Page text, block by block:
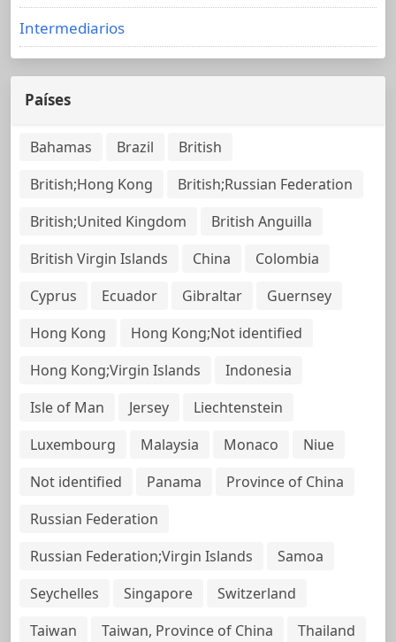
Intermediarios
Países
Bahamas Brazil
British
British;Hong Kong
British;Russian Federation
British;United Kingdom
British Anguilla
British Virgin Islands
China
Colombia
Cyprus
Ecuador Gibraltar
Guernsey
Hong Kong
Hong Kong;Not identified
Hong Kong;Virgin Islands
Indonesia
Isle of Man
Jersey
Liechtenstein
Luxembourg
Malaysia Monaco
Niue
Not identified
Panama
Province of China
Russian Federation
Russian Federation;Virgin Islands
Samoa
Seychelles
Singapore
Switzerland
Taiwan
Taiwan, Province of China
Thailand